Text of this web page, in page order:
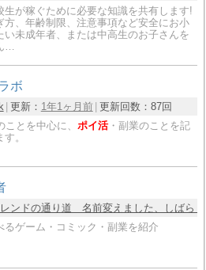
生が稼ぐために必要な知識を共有します!
方、年齢制限、注意事項など安全にお小
い未成年者、または中高生のお子さんを
…
ボ
更新： 1年1ヶ月前 更新回数： 87回
ことを中心に、 ポイ活・副業のことを記
。
レンドの通り道 名前変えました、しばら
るゲーム・コミック・副業を紹介